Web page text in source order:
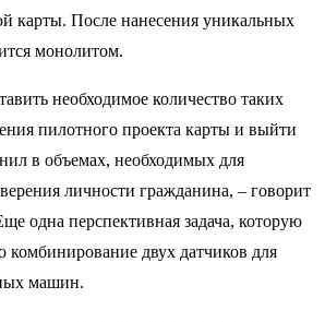
карты. После нанесения уникальных
монолитом.
необходимое количество таких
пилотного проекта карты и выйти
в объемах, необходимых для
личности гражданина, – говорит
одна перспективная задача, которую
комбинирование двух датчиков для
машин.